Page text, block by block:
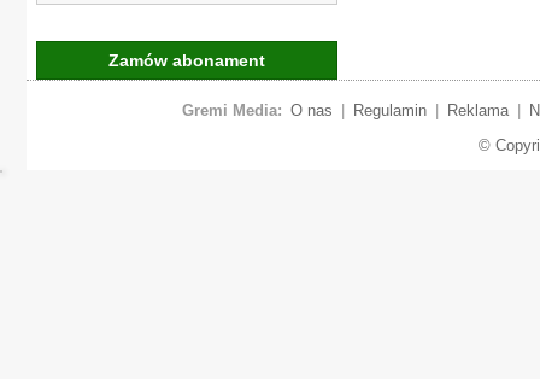
Zamów abonament
Gremi Media: O nas Regulamin Reklama
©